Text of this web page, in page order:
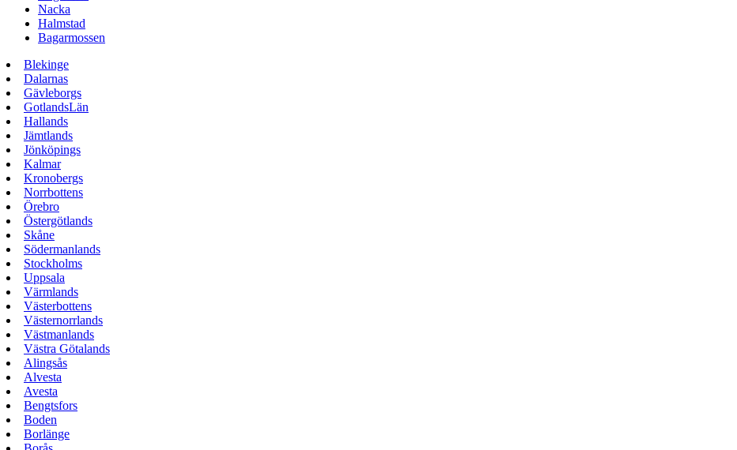
Nacka
Halmstad
Bagarmossen
Blekinge
Dalarnas
Gävleborgs
GotlandsLän
Hallands
Jämtlands
Jönköpings
Kalmar
Kronobergs
Norrbottens
Örebro
Östergötlands
Skåne
Södermanlands
Stockholms
Uppsala
Värmlands
Västerbottens
Västernorrlands
Västmanlands
Västra Götalands
Alingsås
Alvesta
Avesta
Bengtsfors
Boden
Borlänge